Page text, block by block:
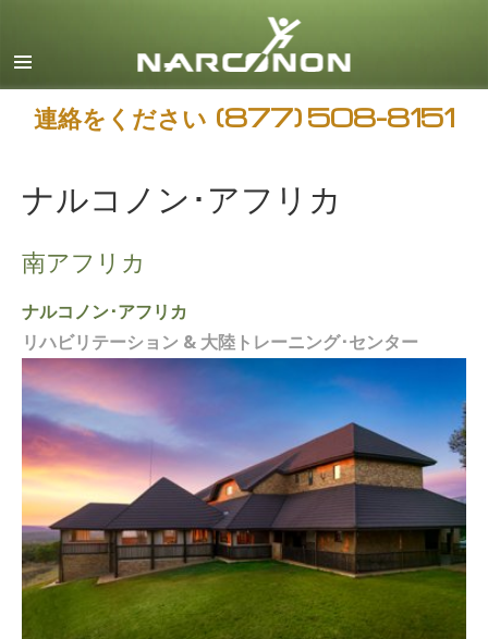
すべての地域/言語
連絡をください (877) 508-8151
ナルコノン･アフリカ
南アフリカ
ナルコノン･アフリカ
リハビリテーション & 大陸トレーニング･センター